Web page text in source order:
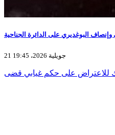
وإنصاف البوغديري على الدائرة الجناحية
21 جويلية 2026، 19:45